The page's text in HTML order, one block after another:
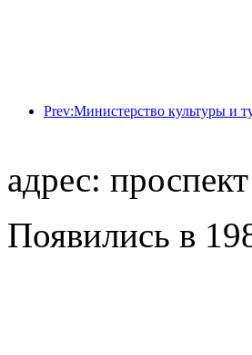
адрес:
Появились в